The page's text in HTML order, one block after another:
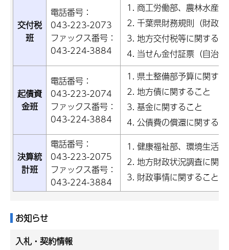
交付税
班
電話番号：
043-223-2073
ファックス番号：
043-224-3884
商工労働部、農林水産
千葉県財務規則（財政
地方交付税等に関する
当せん金付証票（自治
起債資
金班
電話番号：
043-223-2074
ファックス番号：
043-224-3884
県土整備部予算に関す
地方債に関すること
基金に関すること
公債費の償還に関する
決算統
計班
電話番号：
043-223-2075
ファックス番号：
043-224-3884
健康福祉部、環境生活
地方財政状況調査に関
財政事情に関すること
お知らせ
入札・契約情報